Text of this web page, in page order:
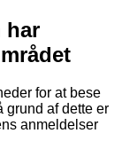
har
for at bese
grund af dette er
anmeldelser